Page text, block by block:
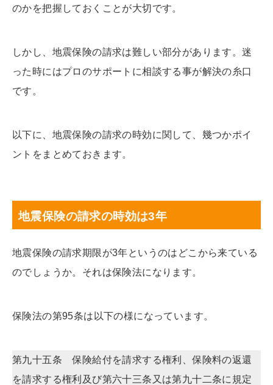
のかを把握しておくことが大切です。
しかし、地震保険の請求は難しい部分があります。迷
った時にはプロのサポート に相談する事が解決の糸口
です。
以下に、地震保険の請求の時効に関して、幾つかポイ
ントをまとめておきます。
地震保険の請求の時効は3年
地震保険の請求期限が3年というのはどこから来ている
のでしょうか。それは保険法になります。
保険法の第95条は以下の様になっています。
第九十五条 保険給付を請求する権利、保険料の返還
を請求する権利及び第六十三条又は第九十二条に規定